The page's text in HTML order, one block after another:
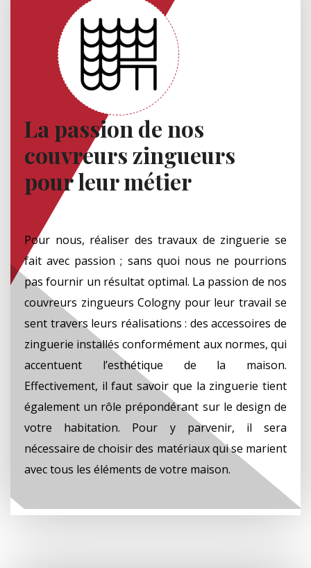
La passion de nos
couvreurs zingueurs
pour leur métier
Pour nous, réaliser des travaux de zinguerie se
fait avec passion ; sans quoi nous ne pourrions
pas fournir un résultat optimal. La passion de nos
couvreurs zingueurs Cologny pour leur travail se
sent travers leurs réalisations : des accessoires de
zinguerie installés conformément aux normes, qui
accentuent l’esthétique de la maison.
Effectivement, il faut savoir que la zinguerie tient
également un rôle prépondérant sur le design de
votre habitation. Pour y parvenir, il sera
nécessaire de choisir des matériaux qui se marient
avec tous les éléments de votre maison.